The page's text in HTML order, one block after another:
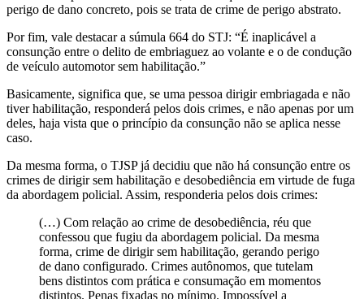
perigo de dano concreto, pois se trata de crime de perigo abstrato.
Por fim, vale destacar a súmula 664 do STJ: “É inaplicável a
consunção entre o delito de embriaguez ao volante e o de condução
de veículo automotor sem habilitação.”
Basicamente, significa que, se uma pessoa dirigir embriagada e não
tiver habilitação, responderá pelos dois crimes, e não apenas por um
deles, haja vista que o princípio da consunção não se aplica nesse
caso.
Da mesma forma, o TJSP já decidiu que não há consunção entre os
crimes de dirigir sem habilitação e desobediência em virtude de fuga
da abordagem policial. Assim, responderia pelos dois crimes:
(…) Com relação ao crime de desobediência, réu que
confessou que fugiu da abordagem policial. Da mesma
forma, crime de dirigir sem habilitação, gerando perigo
de dano configurado. Crimes autônomos, que tutelam
bens distintos com prática e consumação em momentos
distintos. Penas fixadas no mínimo. Impossível a